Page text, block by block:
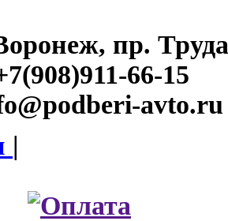
пр.
66-15
avto.ru
|